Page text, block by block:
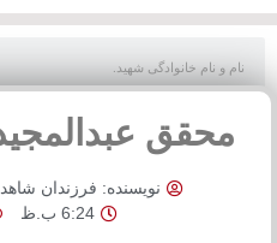
محقق
نویسنده: فرزندان شاهد
6:24 ب.ظ